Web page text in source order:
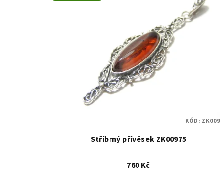
Stříbrný přívěsek ZK00975
760 Kč
KÓD: